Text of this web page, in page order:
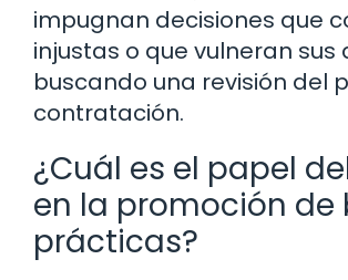
impugnan decisiones que
injustas o que vulneran sus
buscando una revisión del
contratación.
¿Cuál es el papel
en la promoción de
prácticas?